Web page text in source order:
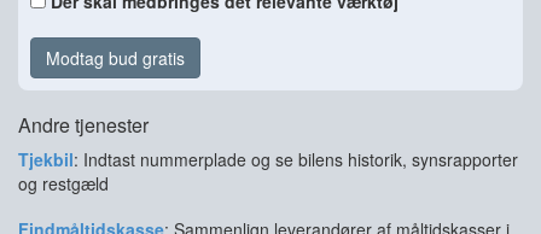
Modtag bud gratis
Andre tjenester
Tjekbil: Indtast nummerplade og se bilens historik, synsrapporter
og restgæld
Findmåltidskasse: Sammenlign leverandører af måltidskasser i